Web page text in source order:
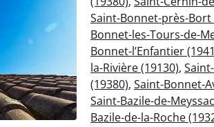
Saint-Bonnet-près-Bort
Bonnet-les-Tours-de-
Bonnet-l’Enfantier
la-Rivière (19130),
(19380), Saint-Bonnet-
Saint-Bazile-de-
Bazile-de-la-Roche